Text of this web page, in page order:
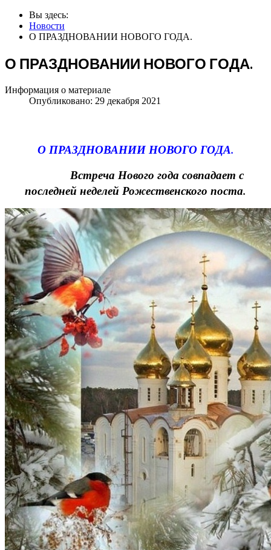
Вы здесь:
Новости
О ПРАЗДНОВАНИИ НОВОГО ГОДА.
О ПРАЗДНОВАНИИ НОВОГО ГОДА.
Информация о материале
Опубликовано: 29 декабря 2021
О ПРАЗДНОВАНИИ НОВОГО ГОДА.
Встреча Нового года совпадает с
последней неделей Рожественского поста.